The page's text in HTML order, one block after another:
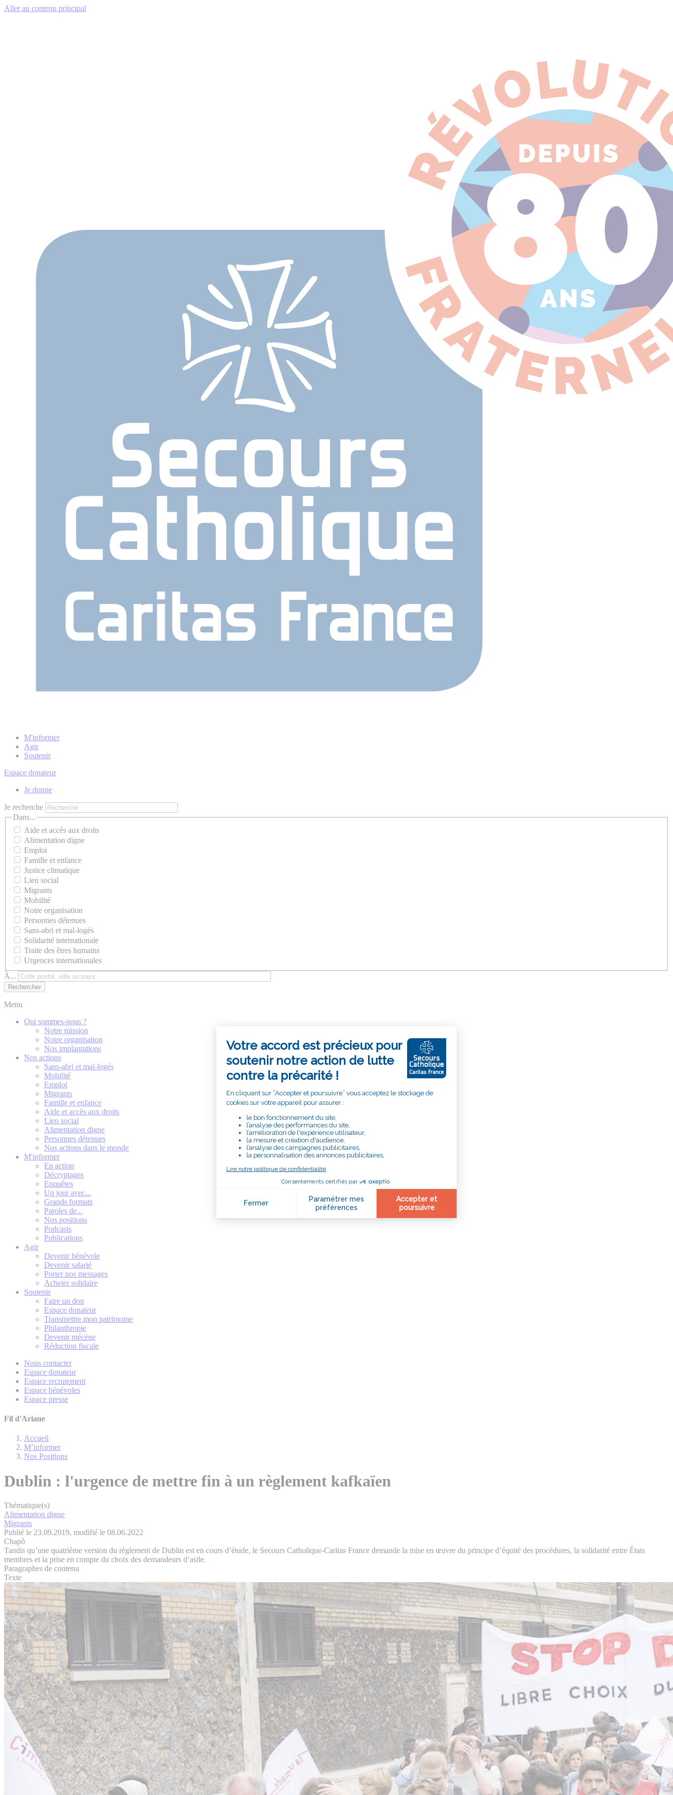
Aller au contenu principal
M'informer
Agir
Soutenir
Espace donateur
Je donne
Je recherche
Dans...
Aide et accès aux droits
Alimentation digne
Emploi
Famille et enfance
Justice climatique
Lien social
Migrants
Mobilité
Notre organisation
Personnes détenues
Sans-abri et mal-logés
Solidarité internationale
Traite des êtres humains
Urgences internationales
À...
Menu
Qui sommes-nous ?
Notre mission
Notre organisation
Nos implantations
Nos actions
Sans-abri et mal-logés
Mobilité
Emploi
Migrants
Famille et enfance
Aide et accès aux droits
Lien social
Alimentation digne
Personnes détenues
Nos actions dans le monde
M'informer
En action
Décryptages
Enquêtes
Un jour avec...
Grands formats
Paroles de...
Nos positions
Podcasts
Publications
Agir
Devenir bénévole
Devenir salarié
Porter nos messages
Acheter solidaire
Soutenir
Faire un don
Espace donateur
Transmettre mon patrimoine
Philanthropie
Devenir mécène
Réduction fiscale
Nous contacter
Espace donateur
Espace recrutement
Espace bénévoles
Espace presse
Fil d'Ariane
Accueil
M’informer
Nos Positions
Dublin : l'urgence de mettre fin à un règlement kafkaïen
Thématique(s)
Alimentation digne
Migrants
Publié le 23.09.2019, modifié le 08.06.2022
Chapô
Tandis qu’une quatrième version du règlement de Dublin est en cours d’étude, le Secours Catholique-Caritas France demande la mise en œuvre du principe d’équité des procédures, la solidarité entre États
membres et la prise en compte du choix des demandeurs d’asile.
Paragraphes de contenu
Texte